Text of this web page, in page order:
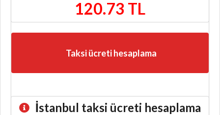
120.73 TL
Taksi ücreti hesaplama
İstanbul taksi ücreti hesaplama